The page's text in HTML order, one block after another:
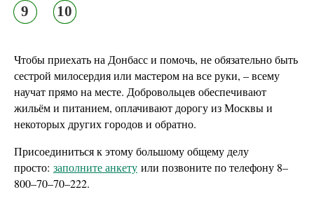
9 10
Чтобы приехать на Донбасс и помочь, не обязательно быть
сестрой милосердия или мастером на все руки, – всему
научат прямо на месте. Добровольцев обеспечивают
жильём и питанием, оплачивают дорогу из Москвы и
некоторых других городов и обратно.
Присоединиться к этому большому общему делу
просто: заполните анкету или позвоните по телефону 8–
800–70–70–222.